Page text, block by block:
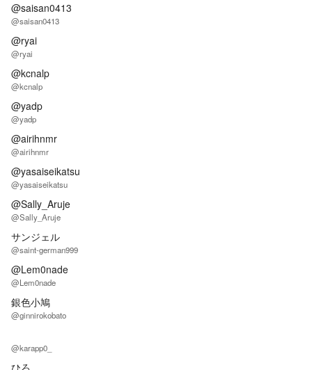
@saisan0413
@saisan0413
@ryai
@ryai
@kcnalp
@kcnalp
@yadp
@yadp
@airihnmr
@airihnmr
@yasaiseikatsu
@yasaiseikatsu
@Sally_Aruje
@Sally_Aruje
サンジェル
@saint-german999
@Lem0nade
@Lem0nade
銀色小鳩
@ginnirokobato
@karapp0_
ひろ